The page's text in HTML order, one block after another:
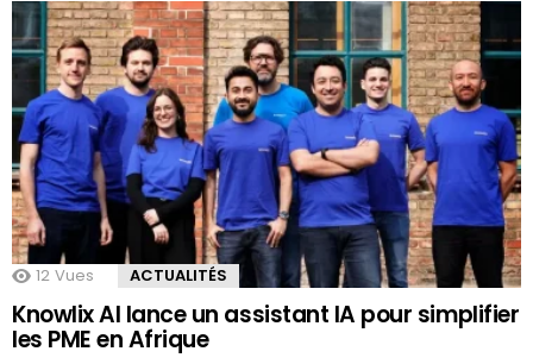
12 Vues ACTUALITÉS
Knowlix AI lance un assistant IA pour simplifier
les PME en Afrique